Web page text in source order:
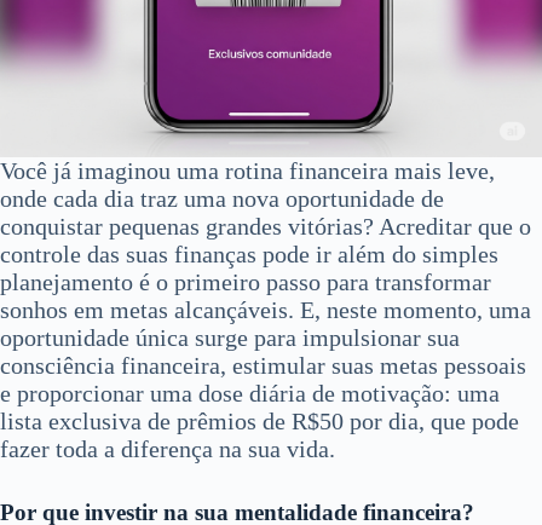
Você já imaginou uma rotina financeira mais leve,
onde cada dia traz uma nova oportunidade de
conquistar pequenas grandes vitórias? Acreditar que o
controle das suas finanças pode ir além do simples
planejamento é o primeiro passo para transformar
sonhos em metas alcançáveis. E, neste momento, uma
oportunidade única surge para impulsionar sua
consciência financeira, estimular suas metas pessoais
e proporcionar uma dose diária de motivação: uma
lista exclusiva de prêmios de R$50 por dia, que pode
fazer toda a diferença na sua vida.
Por que investir na sua mentalidade financeira?